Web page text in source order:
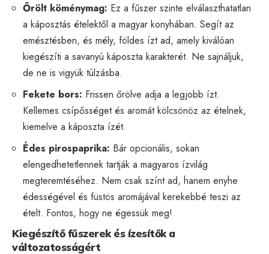
Őrölt köménymag: Ez a fűszer szinte elválaszthatatlan
a káposztás ételektől a magyar konyhában. Segít az
emésztésben, és mély, földes ízt ad, amely kiválóan
kiegészíti a savanyú káposzta karakterét. Ne sajnáljuk,
de ne is vigyük túlzásba.
Fekete bors: Frissen őrölve adja a legjobb ízt.
Kellemes csípősséget és aromát kölcsönöz az ételnek,
kiemelve a káposzta ízét.
Édes pirospaprika: Bár opcionális, sokan
elengedhetetlennek tartják a magyaros ízvilág
megteremtéséhez. Nem csak színt ad, hanem enyhe
édességével és füstös aromájával kerekebbé teszi az
ételt. Fontos, hogy ne égessük meg!
Kiegészítő fűszerek és ízesítők a
változatosságért